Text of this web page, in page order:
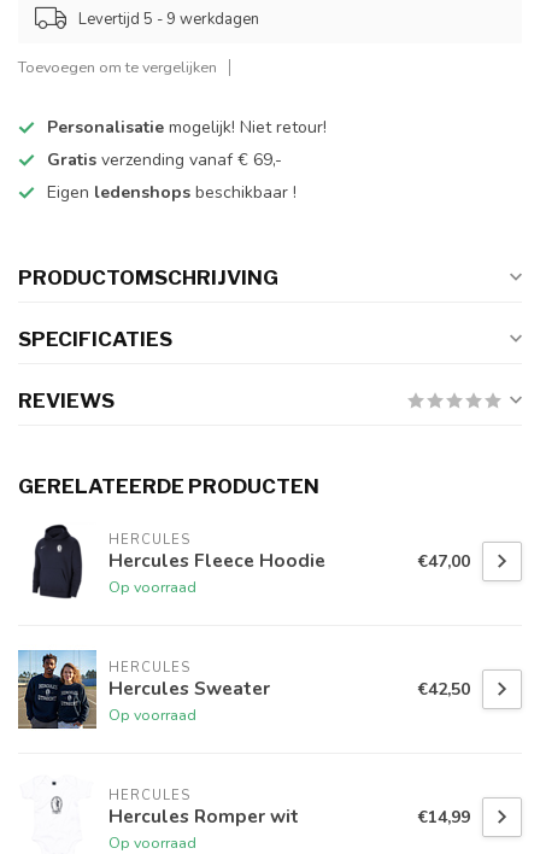
Levertijd 5 - 9 werkdagen
Toevoegen om te vergelijken
Personalisatie mogelijk! Niet retour!
Gratis verzending vanaf € 69,-
Eigen ledenshops beschikbaar !
PRODUCTOMSCHRIJVING
SPECIFICATIES
REVIEWS
GERELATEERDE PRODUCTEN
HERCULES
Hercules Fleece Hoodie
Op voorraad
€47,00
HERCULES
Hercules Sweater
Op voorraad
€42,50
HERCULES
Hercules Romper wit
Op voorraad
€14,99